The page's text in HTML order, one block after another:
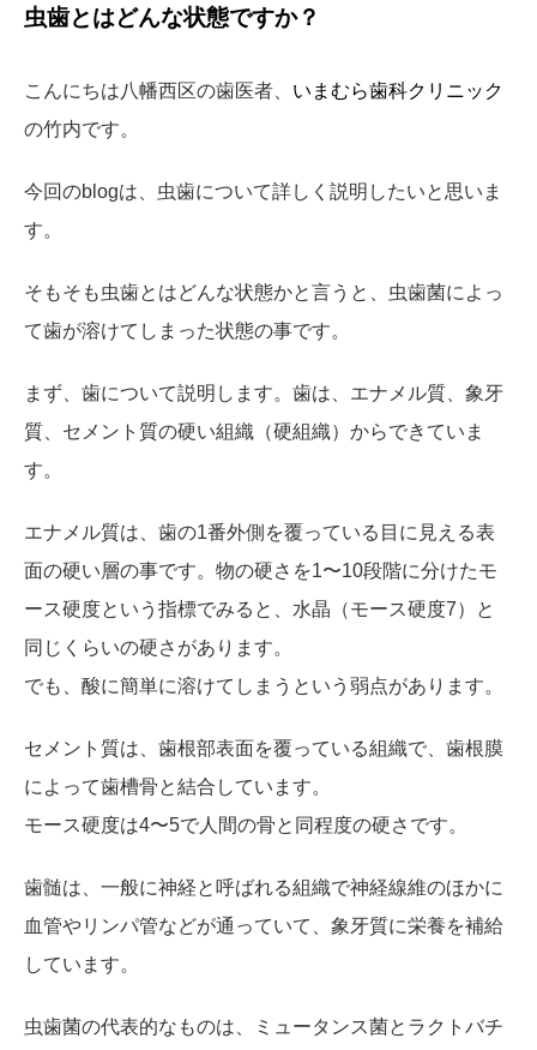
虫歯とはどんな状態ですか？
こんにちは八幡西区の歯医者、 いまむら歯科クリニック
の竹内です。
今回のblogは、虫歯について詳しく説明したいと思いま
す。
そもそも虫歯とはどんな状態かと言うと、虫歯菌によっ
て歯が溶けてしまった状態の事です。
まず、歯について説明します。歯は、エナメル質、象牙
質、セメント質の硬い組織（硬組織）からできていま
す。
エナメル質は、歯の1番外側を覆っている目に見える表
面の硬い層の事です。物の硬さを1〜10段階に分けたモ
ース硬度という指標でみると、水晶（モース硬度7）と
同じくらいの硬さがあります。
でも、酸に簡単に溶けてしまうという弱点があります。
セメント質は、歯根部表面を覆っている組織で、歯根膜
によって歯槽骨と結合しています。
モース硬度は4〜5で人間の骨と同程度の硬さです。
歯髄は、一般に神経と呼ばれる組織で神経線維のほかに
血管やリンパ管などが通っていて、象牙質に栄養を補給
しています。
虫歯菌の代表的なものは、ミュータンス菌とラクトバチ